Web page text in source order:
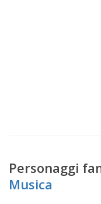
Personaggi
Musica